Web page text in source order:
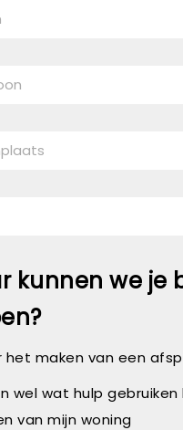
kunnen we je
het maken van een
wel wat hulp gebruiken
van mijn woning